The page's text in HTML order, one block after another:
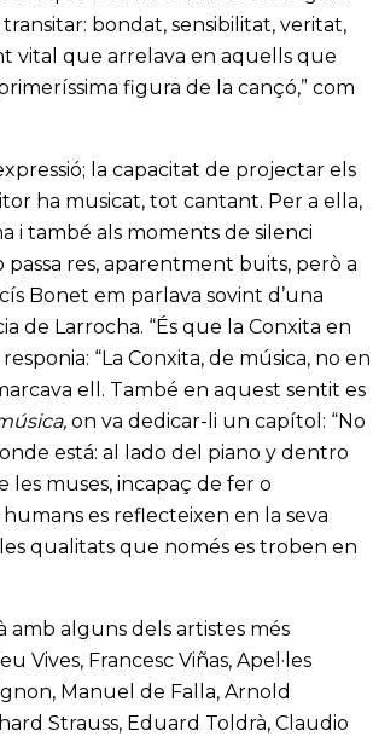
bondat, sensibilitat, veritat,
vital que arrelava en aquells que
figura de la cançó,” com
la capacitat de projectar els
ha musicat, tot cantant. Per a ella,
i també als moments de silenci
res, aparentment buits, però a
Bonet em parlava sovint d’una
de Larrocha. “És que la Conxita en
“La Conxita, de música, no en
ell. També en aquest sentit es
on va dedicar-li un capítol: “No
está: al lado del piano y dentro
les muses, incapaç de fer o
es reflecteixen en la seva
qualitats que només es troben en
alguns dels artistes més
Vives, Francesc Viñas, Apel·les
Manuel de Falla, Arnold
Strauss, Eduard Toldrà, Claudio